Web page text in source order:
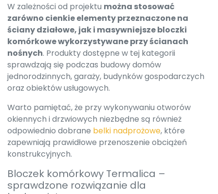
W zależności od projektu można stosować
zarówno cienkie elementy przeznaczone na
ściany działowe, jak i masywniejsze bloczki
komórkowe wykorzystywane przy ścianach
nośnych. Produkty dostępne w tej kategorii
sprawdzają się podczas budowy domów
jednorodzinnych, garaży, budynków gospodarczych
oraz obiektów usługowych.
Warto pamiętać, że przy wykonywaniu otworów
okiennych i drzwiowych niezbędne są również
odpowiednio dobrane belki nadprożowe, które
zapewniają prawidłowe przenoszenie obciążeń
konstrukcyjnych.
Bloczek komórkowy Termalica –
sprawdzone rozwiązanie dla